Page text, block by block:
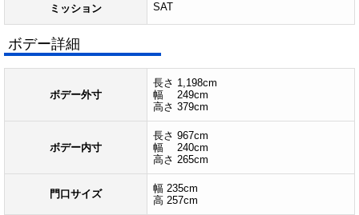
ミッション SAT
ボデー詳細
ボデー外寸
長さ 1,198cm
幅 249cm
高さ 379cm
ボデー内寸
長さ 967cm
幅 240cm
高さ 265cm
門口サイズ
幅 235cm
高 257cm